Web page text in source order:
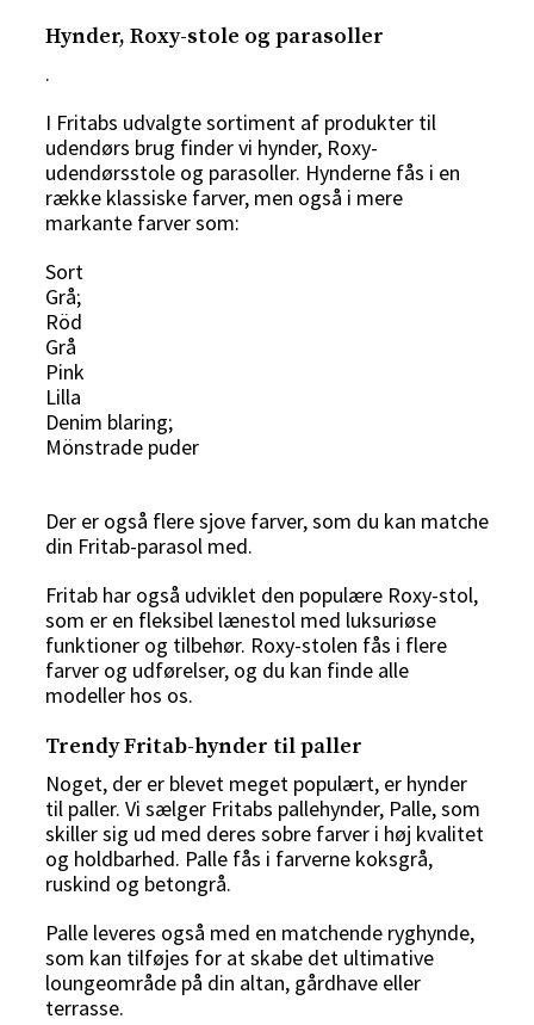
Hynder, Roxy-stole og parasoller
.
I Fritabs udvalgte sortiment af produkter til
udendørs brug finder vi hynder, Roxy-
udendørsstole og parasoller. Hynderne fås i en
række klassiske farver, men også i mere
markante farver som:
Sort
Grå;
Röd
Grå
Pink
Lilla
Denim blaring;
Mönstrade puder
Der er også flere sjove farver, som du kan matche
din Fritab-parasol med.
Fritab har også udviklet den populære Roxy-stol,
som er en fleksibel lænestol med luksuriøse
funktioner og tilbehør. Roxy-stolen fås i flere
farver og udførelser, og du kan finde alle
modeller hos os.
Trendy Fritab-hynder til paller
Noget, der er blevet meget populært, er hynder
til paller. Vi sælger Fritabs pallehynder, Palle, som
skiller sig ud med deres sobre farver i høj kvalitet
og holdbarhed. Palle fås i farverne koksgrå,
ruskind og betongrå.
Palle leveres også med en matchende ryghynde,
som kan tilføjes for at skabe det ultimative
loungeområde på din altan, gårdhave eller
terrasse.